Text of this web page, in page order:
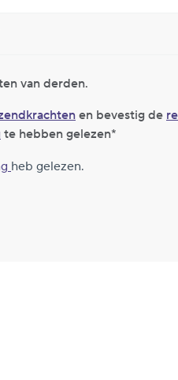
van derden.
en bevestig de
te hebben gelezen
heb gelezen.